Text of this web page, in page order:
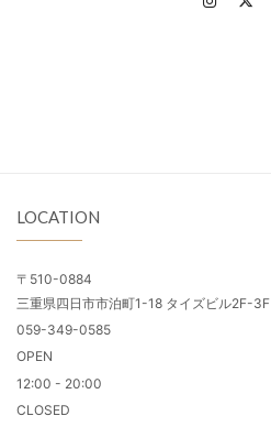
LOCATION
〒510-0884
三重県四日市市泊町1-18 タイズビル2F-3F
059-349-0585
OPEN
12:00 - 20:00
CLOSED